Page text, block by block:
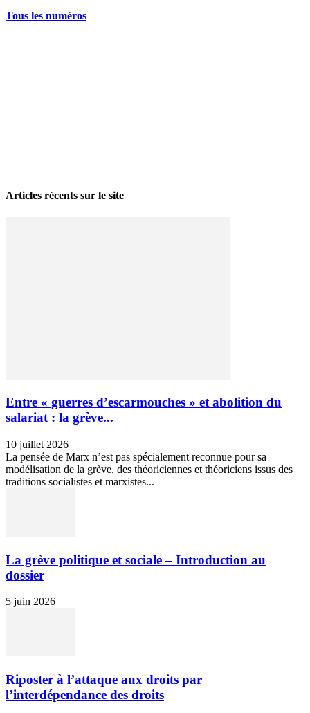
Tous les numéros
Articles récents sur le site
Entre « guerres d’escarmouches » et abolition du
salariat : la grève...
10 juillet 2026
La pensée de Marx n’est pas spécialement reconnue pour sa
modélisation de la grève, des théoriciennes et théoriciens issus des
traditions socialistes et marxistes...
La grève politique et sociale – Introduction au
dossier
5 juin 2026
Riposter à l’attaque aux droits par
l’interdépendance des droits